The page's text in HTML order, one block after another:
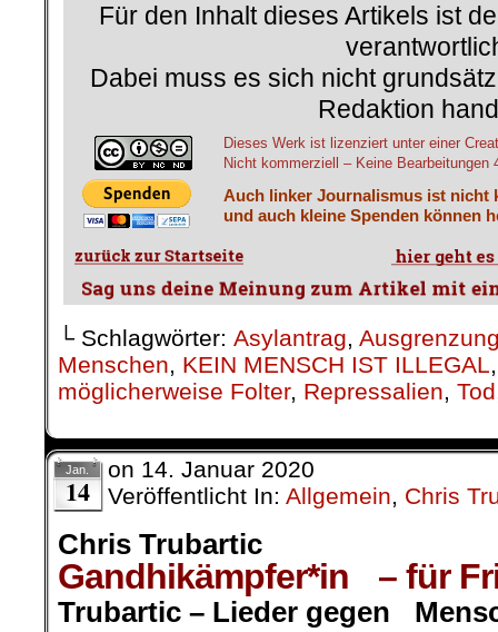
Für den Inhalt dieses Artikels ist
Dabei muss es sich nicht
Redaktion
Dieses Werk ist lizenziert unter einer
Nicht kommerziell – Keine Bearbeitungen
Auch linker Journalismus ist nicht
und auch kleine Spenden können
└ Schlagwörter: Asylantrag,
Menschen, KEIN MENSCH IST ILLEGAL
möglicherweise Folter, Repressalien, Tod
Jan.
14
on 14. Januar 2020
Veröffentlicht In: Allgemein, Chris
Chris Trubartic
Gandhikämpfer*in – für
Trubartic – Lieder gegen